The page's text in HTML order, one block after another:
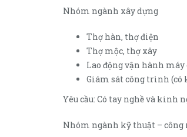
Nhóm ngành xây dựng
Thợ hàn, thợ điện
Thợ mộc, thợ xây
Lao động vận hành
Giám sát công trình
Yêu cầu: Có tay nghề và kinh
Nhóm ngành kỹ thuật – công